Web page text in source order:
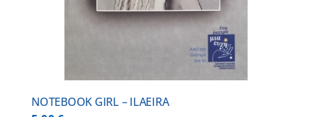
NOTEBOOK GIRL – ILAEIRA